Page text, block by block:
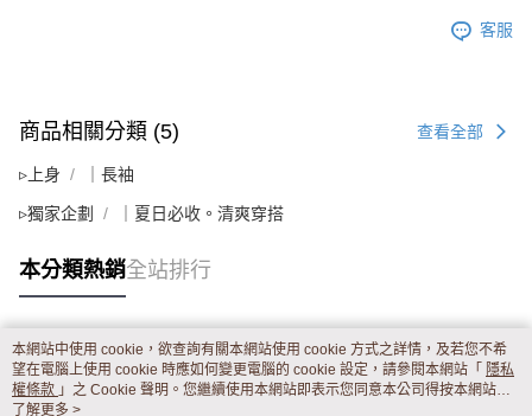
客服
商品相關分類 (5) 查看全部
▹上身 ｜長袖
▹獨家企劃 ｜夏日必收。清爽穿搭
本分類熱銷全站排行
熱門標籤
本網站中使用 cookie，欲查詢有關本網站使用 cookie 方式之詳情，及若您不希
望在電腦上使用 cookie 時應如何變更電腦的 cookie 設定，請參閱本網站「 隱私
權條款 」之 Cookie 聲明。您繼續使用本網站即表示您同意本公司得按本網站使
用條款之 Cookie 聲明使用 cookie。
了解更多 >